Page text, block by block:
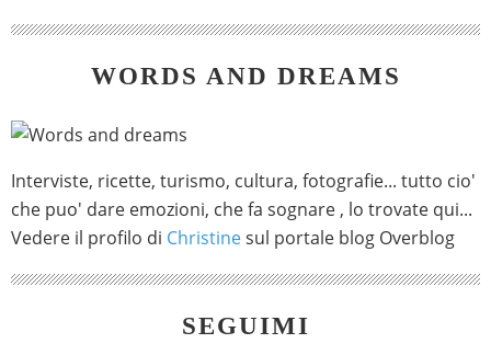
WORDS AND DREAMS
Interviste, ricette, turismo, cultura, fotografie... tutto cio'
che puo' dare emozioni, che fa sognare , lo trovate qui...
Vedere il profilo di Christinesul portale blog Overblog
SEGUIMI